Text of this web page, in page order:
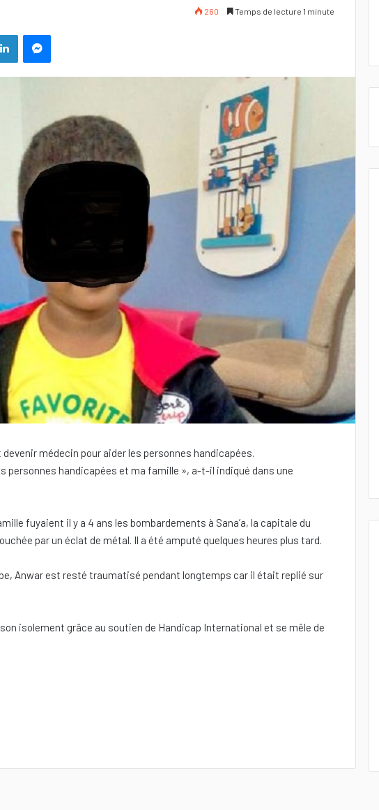
260 Temps de lecture 1 minute
Linkedin
médecin pour aider les personnes handicapées.
personnes handicapées et ma famille », a-t-il indiqué dans une
fuyaient il y a 4 ans les bombardements à Sana’a, la capitale du
par un éclat de métal. Il a été amputé quelques heures plus tard.
Anwar est resté traumatisé pendant longtemps car il était replié sur
isolement grâce au soutien de Handicap International et se mêle de